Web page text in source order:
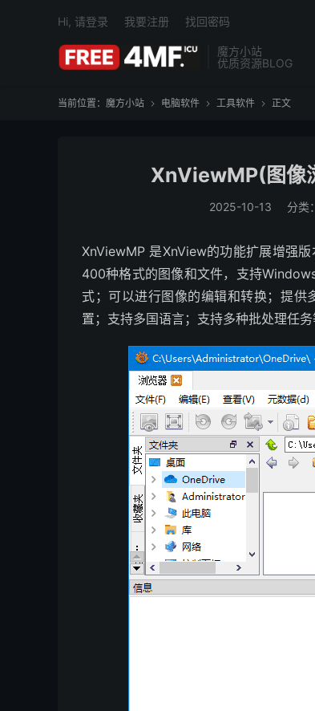
魔方小站
优质资源BLOG
Hi, 请登录 我要注册 找回密码
当前位置： 魔方小站  电脑软件  工具软件  正文
XnViewMP(图像
2025-10-13 分类：
XnViewMP 是XnView的功能扩展增强
400种格式的图像和文件，支持
式；可以进行图像的编辑和转换；提
置；支持多国语言；支持多种批处理任务